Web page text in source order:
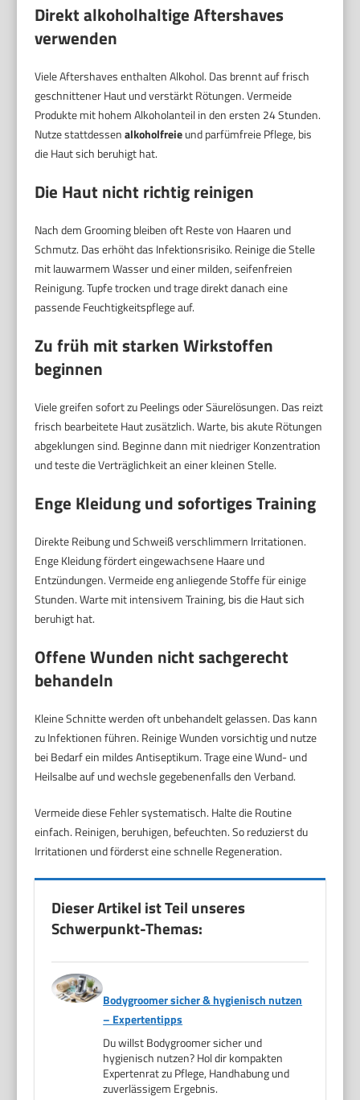
Direkt alkoholhaltige Aftershaves
verwenden
Viele Aftershaves enthalten Alkohol. Das brennt auf frisch
geschnittener Haut und verstärkt Rötungen. Vermeide
Produkte mit hohem Alkoholanteil in den ersten 24 Stunden.
Nutze stattdessenalkoholfreieund parfümfreie Pflege, bis
die Haut sich beruhigt hat.
Die Haut nicht richtig reinigen
Nach dem Grooming bleiben oft Reste von Haaren und
Schmutz. Das erhöht das Infektionsrisiko. Reinige die Stelle
mit lauwarmem Wasser und einer milden, seifenfreien
Reinigung. Tupfe trocken und trage direkt danach eine
passende Feuchtigkeitspflege auf.
Zu früh mit starken Wirkstoffen
beginnen
Viele greifen sofort zu Peelings oder Säurelösungen. Das reizt
frisch bearbeitete Haut zusätzlich. Warte, bis akute Rötungen
abgeklungen sind. Beginne dann mit niedriger Konzentration
und teste die Verträglichkeit an einer kleinen Stelle.
Enge Kleidung und sofortiges Training
Direkte Reibung und Schweiß verschlimmern Irritationen.
Enge Kleidung fördert eingewachsene Haare und
Entzündungen. Vermeide eng anliegende Stoffe für einige
Stunden. Warte mit intensivem Training, bis die Haut sich
beruhigt hat.
Offene Wunden nicht sachgerecht
behandeln
Kleine Schnitte werden oft unbehandelt gelassen. Das kann
zu Infektionen führen. Reinige Wunden vorsichtig und nutze
bei Bedarf ein mildes Antiseptikum. Trage eine Wund- und
Heilsalbe auf und wechsle gegebenenfalls den Verband.
Vermeide diese Fehler systematisch. Halte die Routine
einfach. Reinigen, beruhigen, befeuchten. So reduzierst du
Irritationen und förderst eine schnelle Regeneration.
Dieser Artikel ist Teil unseres
Schwerpunkt-Themas:
Bodygroomer sicher & hygienisch nutzen
– Expertentipps
Du willst Bodygroomer sicher und
hygienisch nutzen? Hol dir kompakten
Expertenrat zu Pflege, Handhabung und
zuverlässigem Ergebnis.